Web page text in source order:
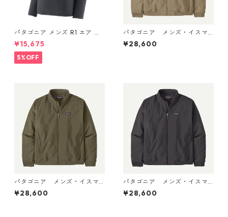
パタゴニア メンズ R1 エア ク
ルー 40236 Smolder Blue
¥15,675
5%OFF
パタゴニア メンズ・イスマ
ス・デック・ジャケット (カ
ラー Seabird Grey) Patagoni
¥28,600
パタゴニア メンズ・イスマ
ス・デック・ジャケット (カ
ラー Basin Green) Patagoni
¥28,600
パタゴニア メンズ・イスマ
ス・デック・ジャケット (カ
ラー Ink Black) Patagonia M
¥28,600